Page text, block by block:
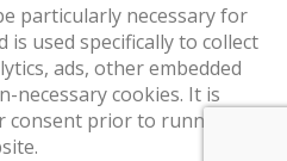
particularly necessary for
used specifically to collect
ads, other embedded
necessary cookies. It is
prior to running